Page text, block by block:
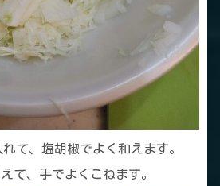
て、塩胡椒でよく和えます。
て、手でよくこねます。